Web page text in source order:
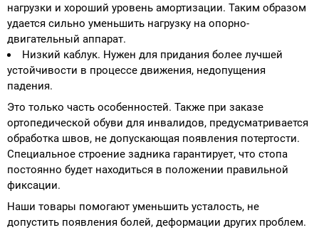
нагрузки и хороший уровень амортизации. Таким образом
удается сильно уменьшить нагрузку на опорно-
двигательный аппарат.
Низкий каблук. Нужен для придания более лучшей
устойчивости в процессе движения, недопущения
падения.
Это только часть особенностей. Также при заказе
ортопедической обуви для инвалидов, предусматривается
обработка швов, не допускающая появления потертости.
Специальное строение задника гарантирует, что стопа
постоянно будет находиться в положении правильной
фиксации.
Наши товары помогают уменьшить усталость, не
допустить появления болей, деформации других проблем.